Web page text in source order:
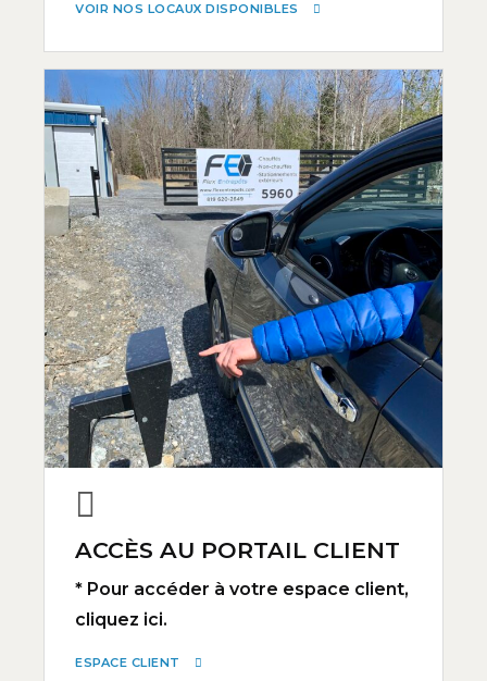
VOIR NOS LOCAUX DISPONIBLES
ACCÈS AU PORTAIL CLIENT
* Pour accéder à votre espace client,
cliquez ici.
ESPACE CLIENT